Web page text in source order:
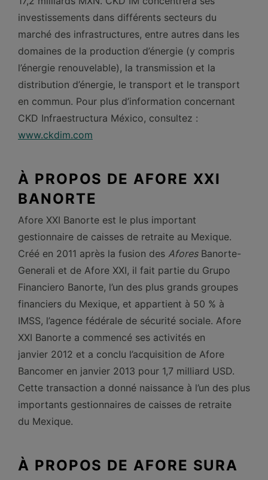
investissements dans différents secteurs du
marché des infrastructures, entre autres dans les
domaines de la production d’énergie (y compris
l’énergie renouvelable), la transmission et la
distribution d’énergie, le transport et le transport
en commun. Pour plus d’information concernant
CKD Infraestructura México, consultez :
www.ckdim.com
À PROPOS DE AFORE XXI
BANORTE
Afore XXI Banorte est le plus important
gestionnaire de caisses de retraite au Mexique.
Créé en 2011 après la fusion des AforesBanorte-
Generali et de Afore XXI, il fait partie du Grupo
Financiero Banorte, l’un des plus grands groupes
financiers du Mexique, et appartient à 50 % à
IMSS, l’agence fédérale de sécurité sociale. Afore
XXI Banorte a commencé ses activités en
janvier 2012 et a conclu l’acquisition de Afore
Bancomer en janvier 2013 pour 1,7 milliard USD.
Cette transaction a donné naissance à l’un des plus
importants gestionnaires de caisses de retraite
du Mexique.
À PROPOS DE AFORE SURA